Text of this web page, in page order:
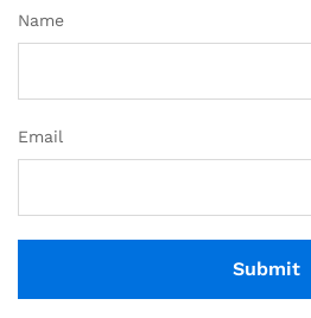
Name
Email